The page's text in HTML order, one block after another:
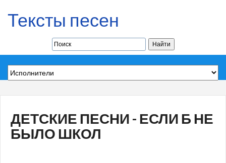
Тексты песен
ДЕТСКИЕ ПЕСНИ - ЕСЛИ Б НЕ
БЫЛО ШКОЛ